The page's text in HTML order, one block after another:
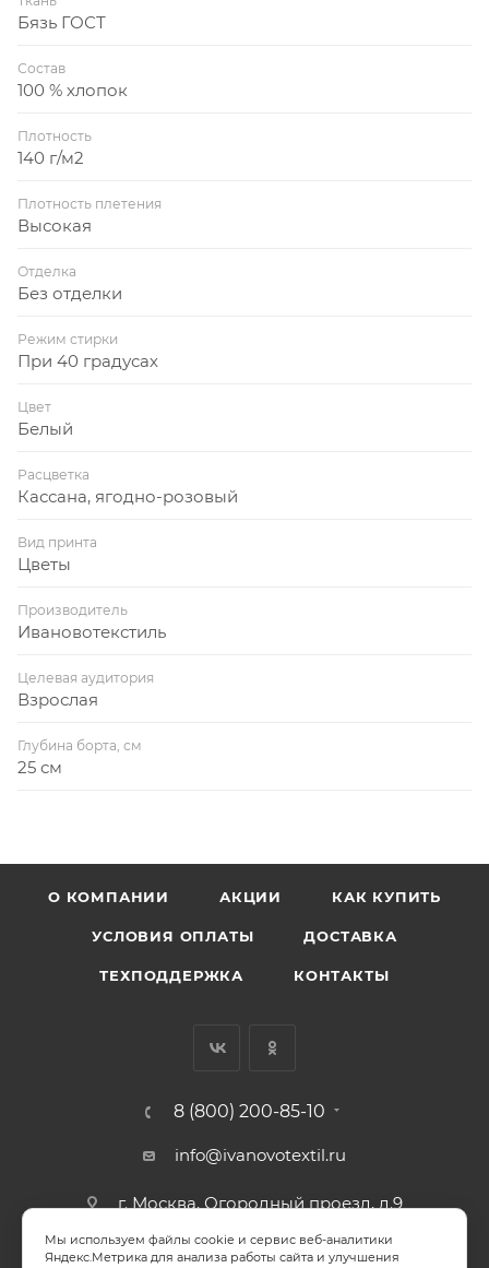
Бязь ГОСТ
Состав
100 % хлопок
Плотность
140 г/м2
Плотность плетения
Высокая
Отделка
Без отделки
Режим стирки
При 40 градусах
Цвет
Белый
Расцветка
Кассана, ягодно-розовый
Вид принта
Цветы
Производитель
Ивановотекстиль
Целевая аудитория
Взрослая
Глубина борта, см
25 см
О КОМПАНИИ АКЦИИ КАК КУПИТЬ
УСЛОВИЯ ОПЛАТЫ ДОСТАВКА
ТЕХПОДДЕРЖКА КОНТАКТЫ
8 (800) 200-85-10
info@ivanovotextil.ru
г. Москва, Огородный проезд, д.9
СОГЛАСИЕ НА ОБРАБОТКУ ПЕРСОНАЛЬНЫХ ДАННЫХ
Мы используем файлы cookie и сервис веб-аналитики
Яндекс.Метрика для анализа работы сайта и улучшения